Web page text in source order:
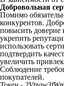
Добровольная
Помимо
конкурентов.
повысить доверие
укрепить
использовать
подтвердить
увеличить
Соблюдение
покупателей.